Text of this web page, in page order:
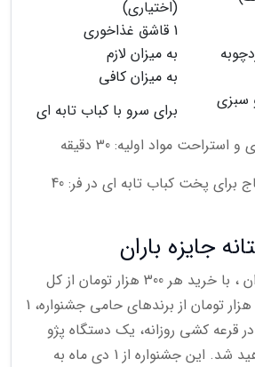
(اختیاری)
1 قاشق غذاخوری
به میزان لازم
به میزان کافی
سبزی
برای سرو با کباب تابه ای
مواد اولیه: 30 دقیقه
مدت زمان مورد احتیاج برای پخت کباب تابه ای در فر: 40
جایزه باران
در جشنواره جایزه باران ، با خرید هر 300 هزار تومان از کل
فاکتور و خرید هر 100 هزار تومان از برندهای حامی جشنواره، 1
قرعه کشی روزانه، یک دستگاه پژو
207 شرکت داده خواهید شد. این جشنواره از 1 دی ماه به